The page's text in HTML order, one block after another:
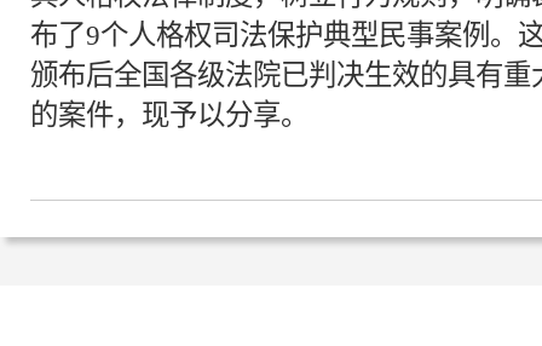
布了9个人格权司法保护典型民事案例。
颁布后全国各级法院已判决生效的具有
的案件，现予以分享。